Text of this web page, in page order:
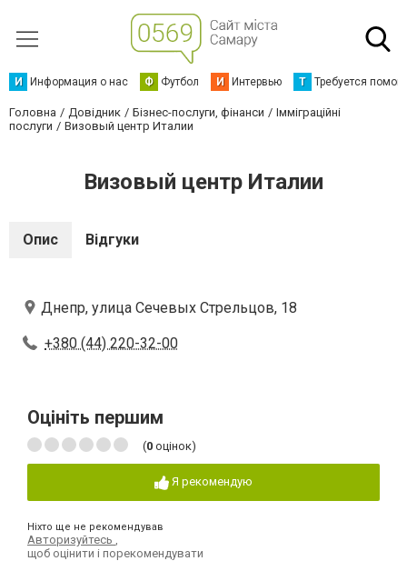
И Информация о нас Ф Футбол И Интервью Т Требуется
Головна Довідник Бізнес-послуги, фінанси
Імміграційні
послуги
Визовый центр Италии
Визовый центр Италии
Опис Відгуки
Днепр, улица Сечевых Стрельцов, 18
+380 (44) 220-32-00
Оцініть першим
(0 оцінок)
Я рекомендую
Ніхто ще не рекомендував
Авторизуйтесь
щоб оцінити і порекомендувати